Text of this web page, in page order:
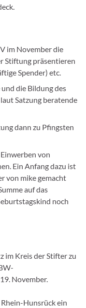
im November die
Stiftung präsentieren
Spender) etc.
die Bildung des
Satzung beratende
dann zu Pfingsten
von
Ein Anfang dazu ist
von mike gemacht
auf das
noch
im Kreis der Stifter zu
November.
Hunsrück ein